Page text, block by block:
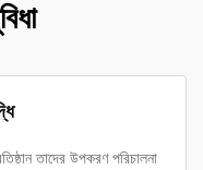
তাদের উপকরণ পরিচালনা